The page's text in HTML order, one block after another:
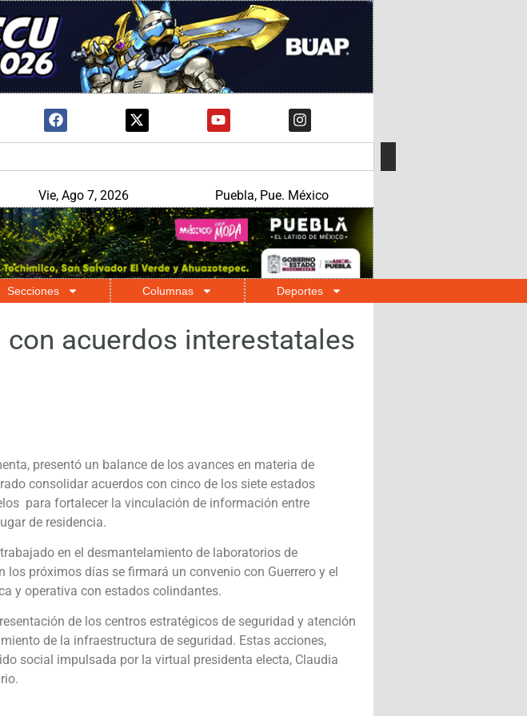
Vie, Ago 7, 2026 Puebla, Pue. México
Secciones Columnas Deportes
acuerdos interestatales
presentó un balance de los avances en materia de
consolidar acuerdos con cinco de los siete estados
para fortalecer la vinculación de información entre
de residencia.
en el desmantelamiento de laboratorios de
próximos días se firmará un convenio con Guerrero y el
y operativa con estados colindantes.
de los centros estratégicos de seguridad y atención
de la infraestructura de seguridad. Estas acciones,
social impulsada por la virtual presidenta electa, Claudia